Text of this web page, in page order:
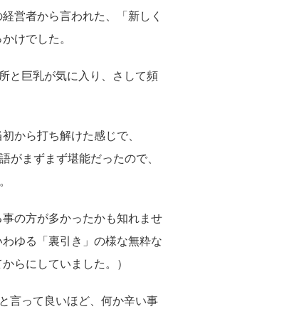
営者から言われた、「新しく
けでした。
と巨乳が気に入り、さして頻
から打ち解けた感じで、
まずまず堪能だったので、
の方が多かったかも知れませ
ゆる「裏引き」の様な無粋な
らにしていました。）
言って良いほど、何か辛い事